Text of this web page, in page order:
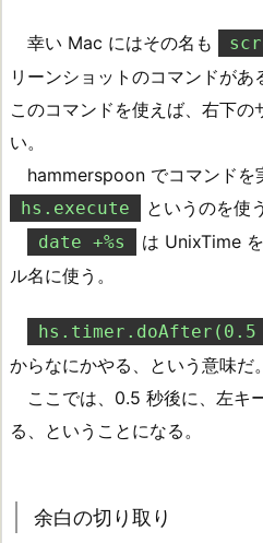
幸い Mac にはその名も
リーンショットのコマンドがあ
このコマンドを使えば、右下の
い。
hammerspoon でコマンドを
hs.execute というのを使
date +%s
は UnixTime
ル名に使う。
hs.timer.doAfter(0.5
からなにかやる、という意味だ。
ここでは、0.5 秒後に、左キ
る、ということになる。
余白の切り取り